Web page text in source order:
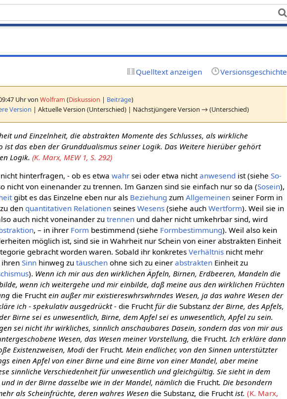
Quelltext anzeigen Versionsgeschichte
Uhr vonWolfram (Diskussion | Beiträge)
Version | Aktuelle Version (Unterschied) | Nächstjüngere Version → (Unterschied)
und Einzelnheit, die abstrakten Momente des Schlusses, als wirkliche
ist das eben der Grunddualismus seiner Logik. Das Weitere hierüber gehört
Logik.(K. Marx, MEW 1, S. 292)
nicht hinterfragen, - ob es etwawahr sei oder etwa nichtanwesend ist (sieheSo-
nicht von einenander zu trennen. Im Ganzen sind sie einfach nur so da (Sosein),
gibt es das Einzelne eben nur als Beziehung zumAllgemeinen seiner Form in
zu den quantitativen Relationen seinesWesens (siehe auchWertform). Weil sie in
auch nicht voneinander zutrennen und daher nicht umkehrbar sind, wird
, – in ihrer Form bestimmend (siehe Formbestimmung). Weil also kein
möglich ist, sind sie in Wahrheit nur Schein von einer abstrakten Einheit
gebracht worden waren. Sobald ihr konkretesVerhältnis nicht mehr
ihrenSinn hinweg zutäuschen ohne sich zu einerabstrakten Einheit zu
). Wenn ich mir aus den wirklichen Äpfeln, Birnen, Erdbeeren, Mandeln die
wenn ich weitergehe und mir einbilde, daß meine aus den wirklichen Früchten
die Fruchtein außer mir existiereswhrswhrndes Wesen, ja das wahre Wesen der
ich - spekulativ ausgedrückt -die Fruchtfür dieSubstanz der Birne, des Apfels,
Birne sei es unwesentlich, Birne, dem Apfel sei es unwesentlich, Apfel zu sein.
sei nicht ihr wirkliches, sinnlich anschaubares Dasein, sondern das von mir aus
Wesen, das Wesen meiner Vorstellung,die Frucht. Ich erkläre dann
Existenzweisen, Modider Frucht. Mein endlicher, von den Sinnen unterstützter
einen Apfel von einer Birne und eine Birne von einer Mandel, aber meine
sinnliche Verschiedenheit für unwesentlich und gleichgültig. Sie sieht in dem
in der Birne dasselbe wie in der Mandel, nämlichdie Frucht. Die besondern
als Scheinfrüchte, deren wahres Wesendie Substanz,die Fruchtist. (K. Marx,